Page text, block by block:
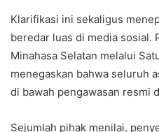
Klarifikasi ini sekaligus
beredar luas di media sosial.
Minahasa Selatan melalui
menegaskan bahwa seluruh
di bawah pengawasan resmi
Sejumlah pihak menilai,